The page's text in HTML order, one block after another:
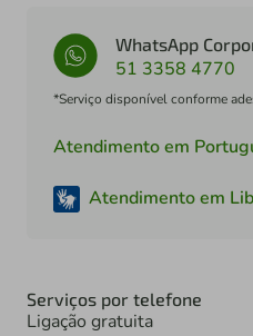
WhatsApp
51 3358 4770
*Serviço disponível conforme
Atendimento em
Atendimento em
Serviços por telefone
Ligação gratuita